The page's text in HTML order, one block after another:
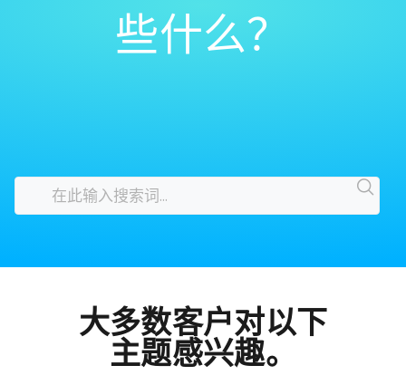
些什么？
大多数客户对以下
主题感兴趣。